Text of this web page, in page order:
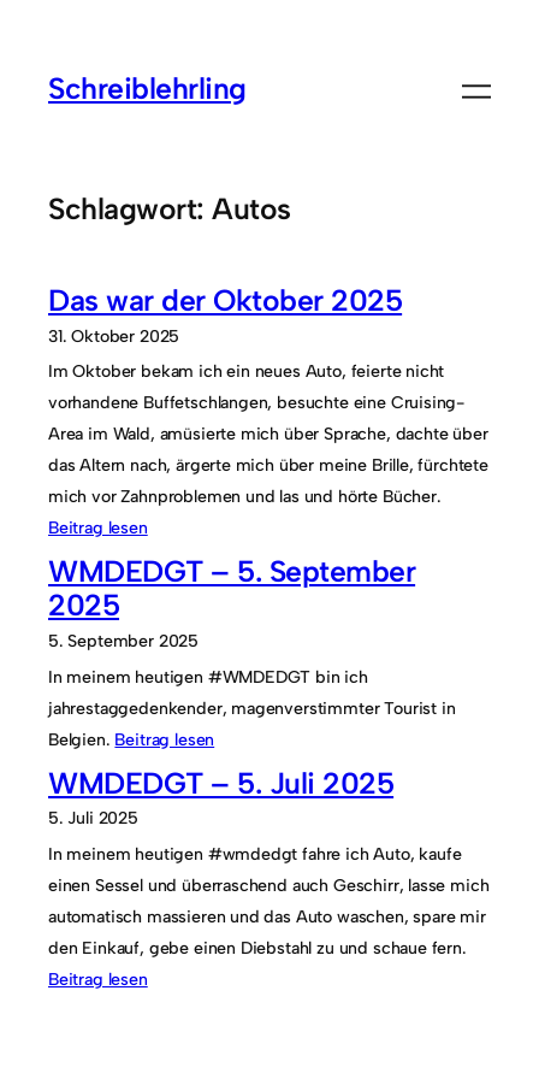
springen
Schreiblehrling
Schlagwort:Autos
Das war der Oktober 2025
31. Oktober 2025
Im Oktober bekam ich ein neues Auto, feierte nicht
vorhandene Buffetschlangen, besuchte eine Cruising-
Area im Wald, amüsierte mich über Sprache, dachte über
das Altern nach, ärgerte mich über meine Brille, fürchtete
mich vor Zahnproblemen und las und hörte Bücher.
Beitrag lesen
WMDEDGT – 5. September
2025
5. September 2025
In meinem heutigen #WMDEDGT bin ich
jahrestaggedenkender, magenverstimmter Tourist in
Belgien. Beitrag lesen
WMDEDGT – 5. Juli 2025
5. Juli 2025
In meinem heutigen #wmdedgt fahre ich Auto, kaufe
einen Sessel und überraschend auch Geschirr, lasse mich
automatisch massieren und das Auto waschen, spare mir
den Einkauf, gebe einen Diebstahl zu und schaue fern.
Beitrag lesen